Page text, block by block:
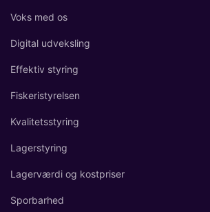
Voks med os
Digital udveksling
Effektiv styring
Fiskeristyrelsen
Kvalitetsstyring
Lagerstyring
Lagerværdi og kostpriser
Sporbarhed